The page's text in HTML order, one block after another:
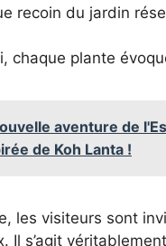
recoin du jardin
chaque plante
aventure de
de Koh Lanta !
les visiteurs sont
s’agit